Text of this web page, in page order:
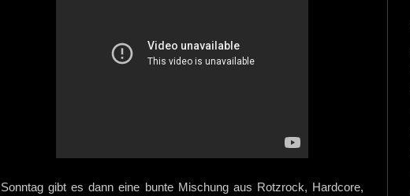
Sonntag gibt es dann eine bunte Mischung aus Rotzrock, Hardcore,